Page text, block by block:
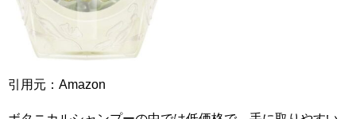
引用元：Amazon